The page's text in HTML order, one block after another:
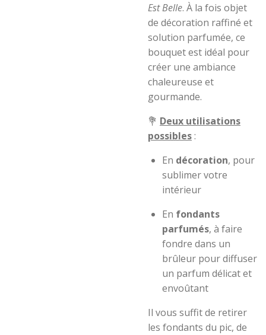
Est Belle. À la fois objet
de décoration raffiné et
solution parfumée, ce
bouquet est idéal pour
créer une ambiance
chaleureuse et
gourmande.
💐 Deux utilisations
possibles:
En décoration, pour
sublimer votre
intérieur
En fondants
parfumés, à faire
fondre dans un
brûleur pour diffuser
un parfum délicat et
envoûtant
Il vous suffit de retirer
les fondants du pic, de